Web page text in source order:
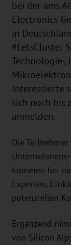
bei der ams
Electronics
in
#LetsCluster
Technologie-,
Interessierte
sich noch bis
anmelden.
Die
kommen bei
Experten,
potenziellen
Ergänzend
von Silicon